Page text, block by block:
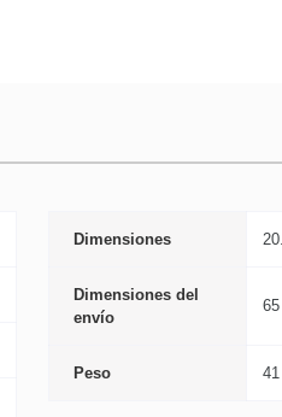
Dimensiones
Dimensiones del
envío
Peso